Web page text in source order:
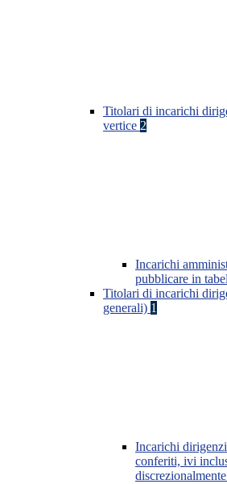
Titolari di incarichi
vertice 2
Incarichi
pubblicare in
Titolari di incarichi
generali) 1
Incarichi
conferiti, ivi